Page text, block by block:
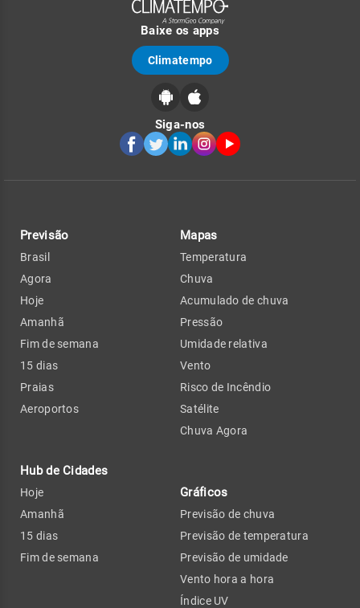
Baixe os apps
Climatempo
Siga-nos
Previsão
Brasil
Agora
Hoje
Amanhã
Fim de semana
15 dias
Praias
Aeroportos
Hub de Cidades
Hoje
Amanhã
15 dias
Fim de semana
Mapas
Temperatura
Chuva
Acumulado de chuva
Pressão
Umidade relativa
Vento
Risco de Incêndio
Satélite
Chuva Agora
Gráficos
Previsão de chuva
Previsão de temperatura
Previsão de umidade
Vento hora a hora
Índice UV